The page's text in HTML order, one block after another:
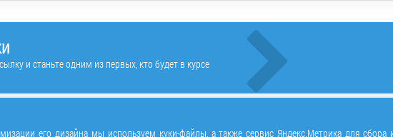
и станьте одним из первых, кто будет в курсе
его дизайна мы используем куки-файлы, а также сервис Яндекс.Метрика для сбора